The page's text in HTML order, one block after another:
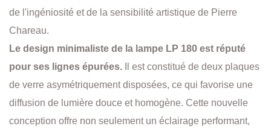
de l'ingéniosité et de la sensibilité artistique de Pierre
Chareau.
Le design minimaliste de la lampe LP 180 est réputé
pour ses lignes épurées. Il est constitué de deux plaques
de verre asymétriquement disposées, ce qui favorise une
diffusion de lumière douce et homogène. Cette nouvelle
conception offre non seulement un éclairage performant,